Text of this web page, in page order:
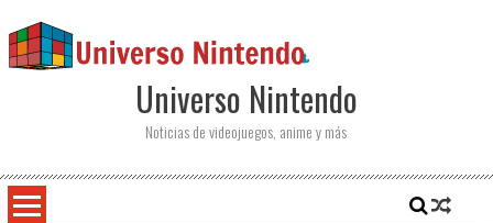
Universo Nintendo
Noticias de videojuegos, anime y más